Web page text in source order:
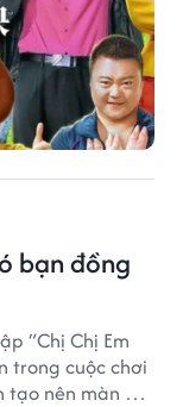
bạn đồng
“Chị Chị Em
trong cuộc chơi
nên màn kết